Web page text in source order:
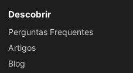
Descobrir
Perguntas Frequentes
Artigos
Blog